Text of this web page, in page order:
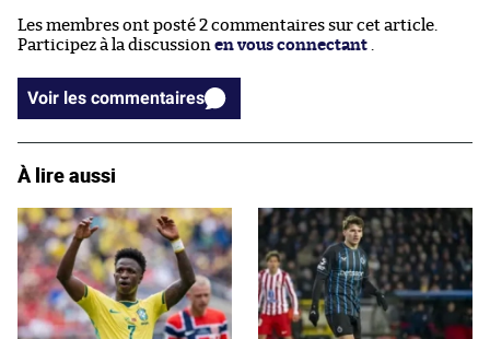
Les membres ont posté 2 commentaires sur cet article.
Participez à la discussion en vous connectant .
Voir les commentaires
À lire aussi